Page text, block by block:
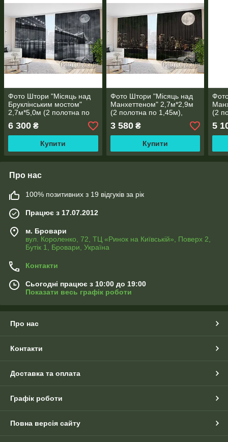
Фото Штори "Місяць над
Бруклінським мостом"
2,7м*5,0м (2 полотна по
6 300 ₴
Купити
Фото Штори "Місяць над
Манхеттеном" 2,7м*2,9м
(2 полотна по 1,45м),
3 580₴
Купити
(2
5
Про нас
100% позитивних з 19 відгуків за рік
Працює з 17.07.2012
м. Бровари
вул. Короленко, 72, ТЦ «Ринок на Київській», Поверх 2,
Бутік 1, Бровари, Україна
Контакти
Сьогодні працює з 10:00 до 19:00
Показати весь графік роботи
Про нас
Контакти
Доставка та оплата
Графік роботи
Повна версія сайту